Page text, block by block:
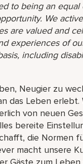
to being an
We
are valued and
experiences of
including
Neugier zu
das Leben erlebt.
von neuen
bereite
die Normen
macht unsere